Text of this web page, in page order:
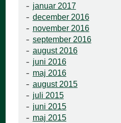
januar 2017
december 2016
november 2016
september 2016
august 2016
juni 2016
maj 2016
august 2015
juli 2015
juni 2015
maj 2015